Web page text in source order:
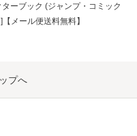
ーブック (ジャンプ・コミック
メール便送料無料】
プへ